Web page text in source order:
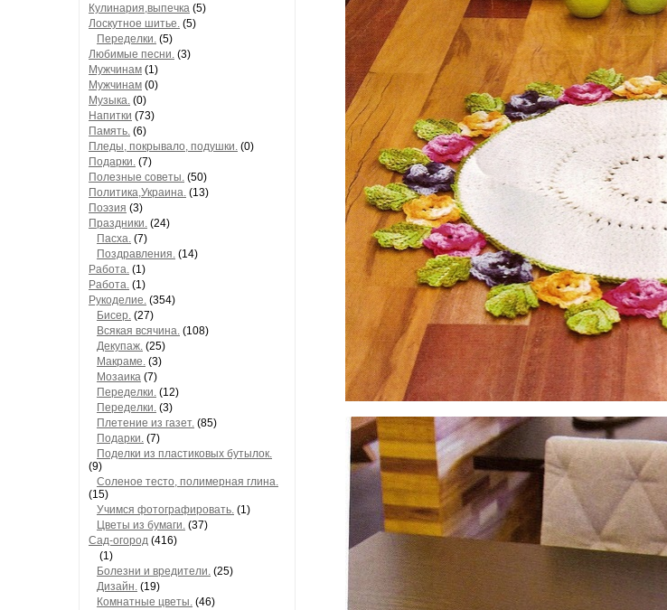
Кулинария,выпечка (5)
Лоскутное шитье. (5)
Переделки. (5)
Любимые песни. (3)
Мужчинам (1)
Мужчинам (0)
Музыка. (0)
Напитки (73)
Память. (6)
Пледы, покрывало, подушки. (0)
Подарки. (7)
Полезные советы. (50)
Политика,Украина. (13)
Поэзия (3)
Праздники. (24)
Пасха. (7)
Поздравления. (14)
Работа. (1)
Работа. (1)
Рукоделие. (354)
Бисер. (27)
Всякая всячина. (108)
Декупаж. (25)
Макраме. (3)
Мозаика (7)
Переделки. (12)
Переделки. (3)
Плетение из газет. (85)
Подарки. (7)
Поделки из пластиковых бутылок.
(9)
Соленое тесто, полимерная глина.
(15)
Учимся фотографировать. (1)
Цветы из бумаги. (37)
Сад-огород (416)
(1)
Болезни и вредители. (25)
Дизайн. (19)
Комнатные цветы. (46)